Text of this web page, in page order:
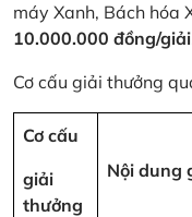
máy Xanh, Bách hóa
10.000.000 đồng/giải
Cơ cấu giải thưởng
Cơ cấu
giải
thưởng
Nội dung